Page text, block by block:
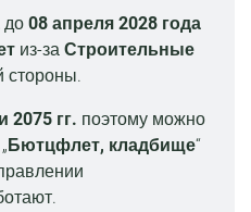
до 08 апреля 2028 года
из-за Строительные
стороны.
2075 гг. поэтому можно
Бютцфлет, кладбище“